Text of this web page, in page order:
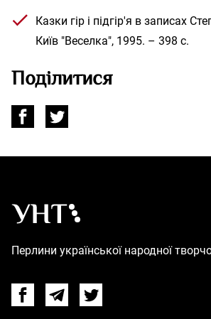
Казки гір і підгір'я в записах
Київ "Веселка", 1995. – 398 с.
Поділитися
Перлини української народної
FacebookTelegramTwitter